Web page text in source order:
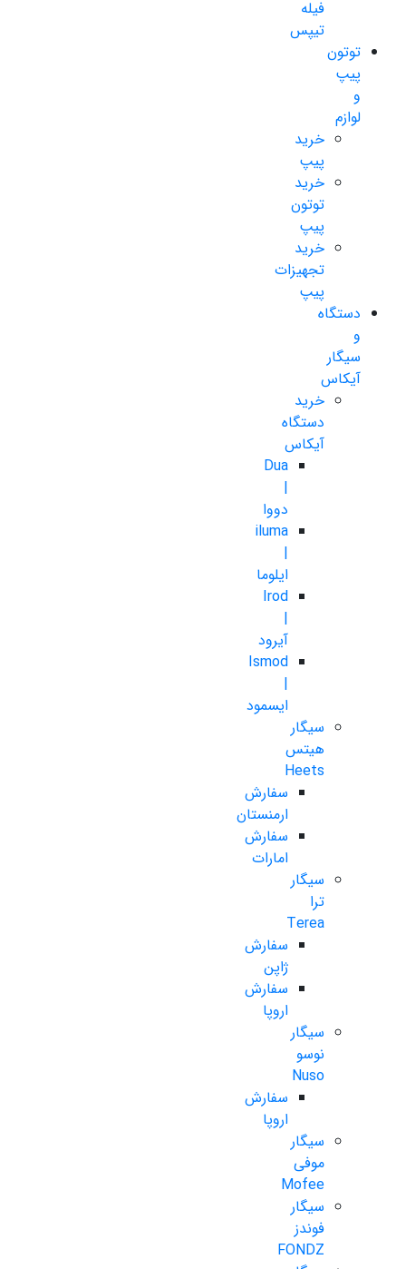
فیله
تیپس
توتون
پیپ
و
لوازم
خرید
پیپ
خرید
توتون
پیپ
خرید
تجهیزات
پیپ
دستگاه
و
سیگار
آیکاس
خرید
دستگاه
آیکاس
Dua
|
دووا
iluma
|
ایلوما
Irod
|
آیرود
Ismod
|
ایسمود
سیگار
هیتس
Heets
سفارش
ارمنستان
سفارش
امارات
سیگار
ترا
Terea
سفارش
ژاپن
سفارش
اروپا
سیگار
نوسو
Nuso
سفارش
اروپا
سیگار
موفی
Mofee
سیگار
فوندز
FONDZ